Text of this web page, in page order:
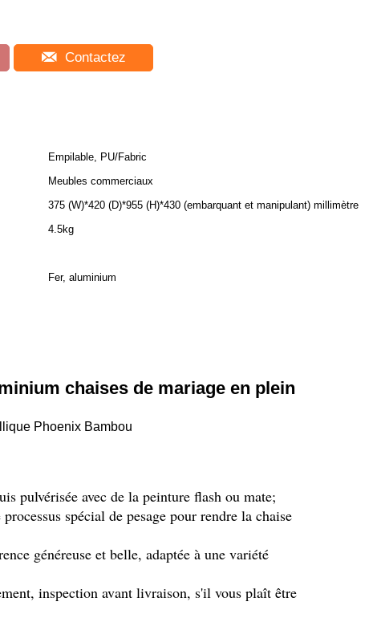
Contactez
Empilable, PU/Fabric
Meubles commerciaux
375 (W)*420 (D)*955 (H)*430 (embarquant et manipulant) millimètre
4.5kg
Fer, aluminium
chaises de mariage en plein
Phoenix Bambou
pulvérisée avec de la peinture flash ou mate;
spécial de pesage pour rendre la chaise
généreuse et belle, adaptée à une variété
inspection avant livraison, s'il vous plaît être